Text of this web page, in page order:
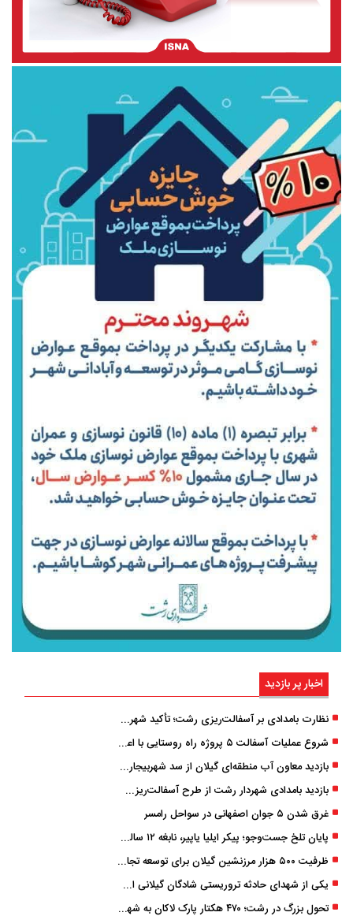
اخبار پر بازدید
نظارت بامدادی بر آسفالت‌ریزی رشت؛ تأکید شهردار و بازرس کل بر کیفیت اجرای پروژه‌ها
شروع عملیات آسفالت ۵ پروژه راه ‌روستایی با اعتبار ۳۷۰ میلیاردی در گیلان
بازدید معاون آب منطقه‌ای گیلان از سد شهربیجار برای تداوم تأمین آب شرب استان
بازدید بامدادی شهردار رشت از طرح آسفالت‌ریزی گسترده در مناطق پنج‌گانه
غرق شدن ۵ جوان اصفهانی در سواحل رامسر
پایان تلخ جست‌وجو؛ پیکر ایلیا یاپیر، نابغه ۱۲ ساله لاهیجانی پیدا شد
ظرفیت ۵۰۰ هزار مرزنشین گیلان برای توسعه تجارت فعال می‌شود
یکی از شهدای حادثه تروریستی شادگان گیلانی است/ شهادت «سینا سیاه‌ نژاد» در درگیری با اشرار مسلح
تحول بزرگ در رشت؛ ۴۷۰ هکتار پارک لاکان به شهر ملحق می‌شود/ انتقال سند به‌ زودی